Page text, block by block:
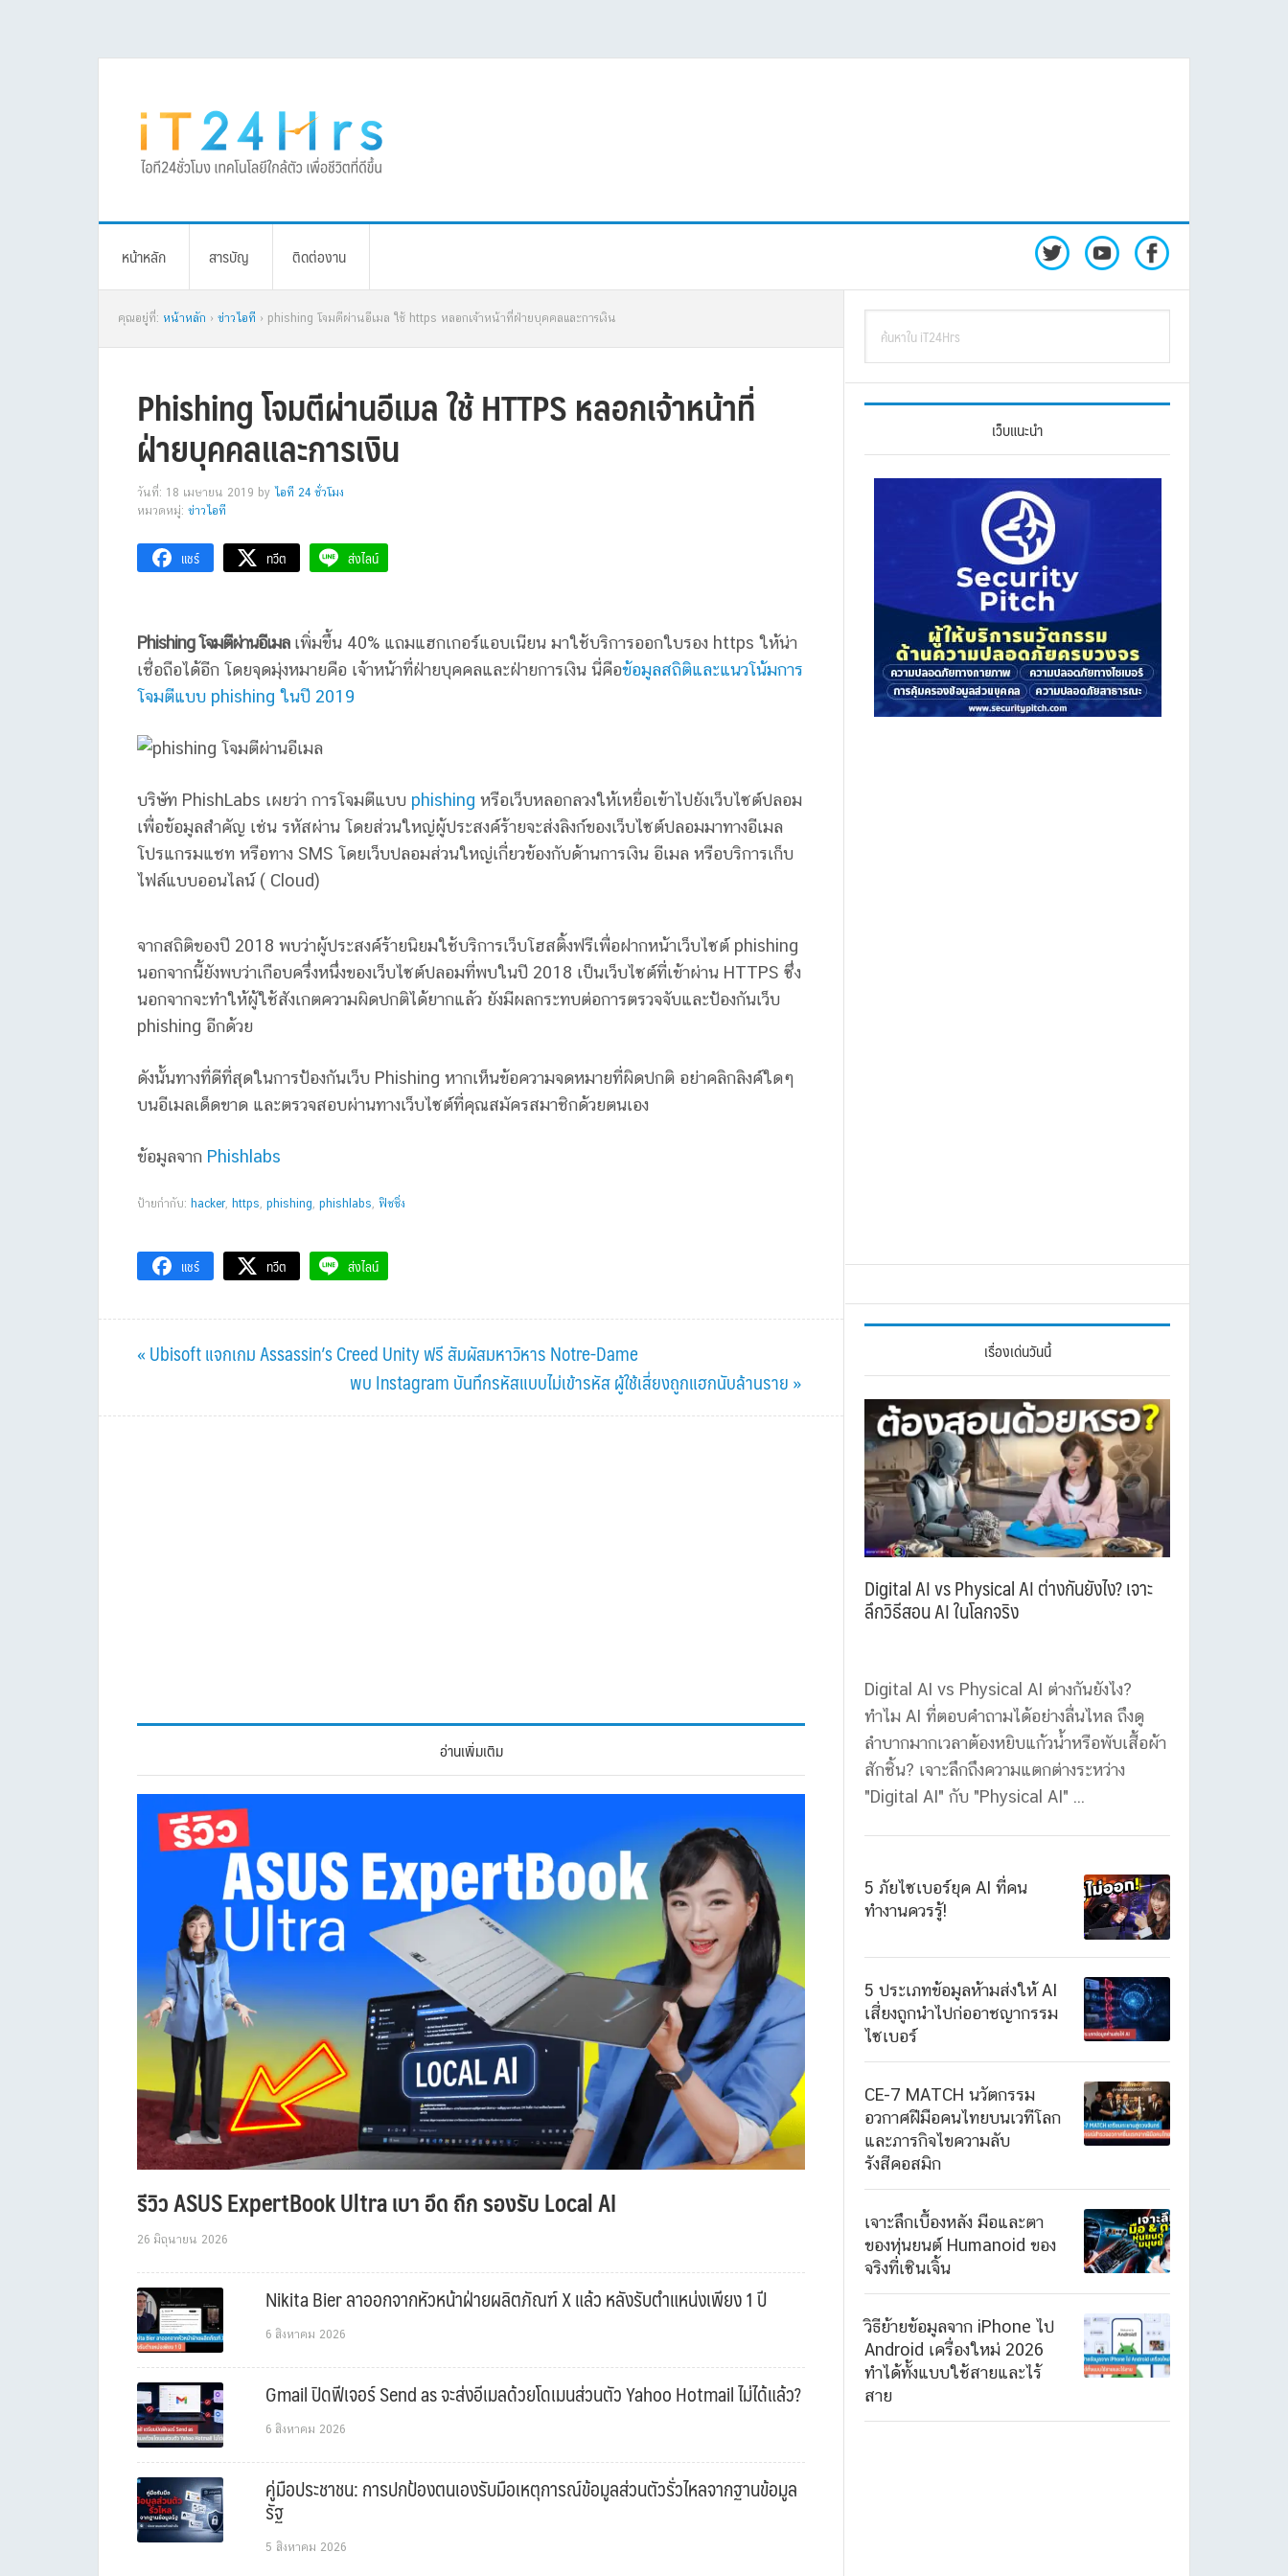
หน้าหลัก สารบัญ ติดต่องาน
คุณอยู่ที่: หน้าหลัก › ข่าวไอที › phishing โจมตีผ่านอีเมล ใช้ https หลอกเจ้าหน้าที่ฝ่ายบุคคลและการเงิน
Phishing โจมตีผ่านอีเมล ใช้ HTTPS หลอกเจ้าหน้าที่
ฝ่ายบุคคลและการเงิน
วันที่: 18 เมษายน 2019 by ไอที 24 ชั่วโมง
หมวดหมู่: ข่าวไอที
แชร์ ทวีต ส่งไลน์
Phishing โจมตีผ่านอีเมลเพิ่มขึ้น 40% แถมแฮกเกอร์แอบเนียน มาใช้บริการออกใบรอง https ให้น่า
เชื่อถือได้อีก โดยจุดมุ่งหมายคือ เจ้าหน้าที่ฝ่ายบุคคลและฝ่ายการเงิน นี่คือข้อมูลสถิติและแนวโน้มการ
โจมตีแบบ phishing ในปี 2019
บริษัท PhishLabs เผยว่า การโจมตีแบบ phishing หรือเว็บหลอกลวงให้เหยื่อเข้าไปยังเว็บไซต์ปลอม
เพื่อข้อมูลสำคัญ เช่น รหัสผ่าน โดยส่วนใหญ่ผู้ประสงค์ร้ายจะส่งลิงก์ของเว็บไซต์ปลอมมาทางอีเมล
โปรแกรมแชท หรือทาง SMS โดยเว็บปลอมส่วนใหญ่เกี่ยวข้องกับด้านการเงิน อีเมล หรือบริการเก็บ
ไฟล์แบบออนไลน์ ( Cloud)
จากสถิติของปี 2018 พบว่าผู้ประสงค์ร้ายนิยมใช้บริการเว็บโฮสติ้งฟรีเพื่อฝากหน้าเว็บไซต์ phishing
นอกจากนี้ยังพบว่าเกือบครึ่งหนึ่งของเว็บไซต์ปลอมที่พบในปี 2018 เป็นเว็บไซต์ที่เข้าผ่าน HTTPS ซึ่ง
นอกจากจะทำให้ผู้ใช้สังเกตความผิดปกติได้ยากแล้ว ยังมีผลกระทบต่อการตรวจจับและป้องกันเว็บ
phishing อีกด้วย
ดังนั้นทางที่ดีที่สุดในการป้องกันเว็บ Phishing หากเห็นข้อความจดหมายที่ผิดปกติ อย่าคลิกลิงค์ใดๆ
บนอีเมลเด็ดขาด และตรวจสอบผ่านทางเว็บไซต์ที่คุณสมัครสมาชิกด้วยตนเอง
ข้อมูลจาก Phishlabs
ป้ายกำกับ: hacker, https, phishing, phishlabs, ฟิชชิ่ง
แชร์ ทวีต ส่งไลน์
Previous
« Ubisoft แจกเกม Assassin’s Creed Unity ฟรี สัมผัสมหาวิหาร Notre-Dame
Next
Post:
พบ Instagram บันทึกรหัสแบบไม่เข้ารหัส ผู้ใช้เสี่ยงถูกแฮกนับล้านราย »
อ่านเพิ่มเติม
รีวิว ASUS ExpertBook Ultra เบา อึด ถึก รองรับ Local AI
26 มิถุนายน 2026
Nikita Bier ลาออกจากหัวหน้าฝ่ายผลิตภัณฑ์ X แล้ว หลังรับตำแหน่งเพียง 1 ปี
6 สิงหาคม 2026
Gmail ปิดฟีเจอร์ Send as จะส่งอีเมลด้วยโดเมนส่วนตัว Yahoo Hotmail ไม่ได้แล้ว?
6 สิงหาคม 2026
คู่มือประชาชน: การปกป้องตนเองรับมือเหตุการณ์ข้อมูลส่วนตัวรั่วไหลจากฐานข้อมูล
รัฐ
5 สิงหาคม 2026
Primary
Sidebar
iT24Hrs
เว็บแนะนำ
เรื่องเด่นวันนี้
Digital AI vs Physical AI ต่างกันยังไง? เจาะ
ลึกวิธีสอน AI ในโลกจริง
Digital AI vs Physical AI ต่างกันยังไง?
ทำไม AI ที่ตอบคำถามได้อย่างลื่นไหล ถึงดู
ลำบากมากเวลาต้องหยิบแก้วน้ำหรือพับเสื้อผ้า
สักชิ้น? เจาะลึกถึงความแตกต่างระหว่าง
"Digital AI" กับ "Physical AI" ...
5 ภัยไซเบอร์ยุค AI ที่คน
ทำงานควรรู้!
5 ประเภทข้อมูลห้ามส่งให้ AI
เสี่ยงถูกนำไปก่ออาชญากรรม
ไซเบอร์
CE-7 MATCH นวัตกรรม
อวกาศฝีมือคนไทยบนเวทีโลก
และภารกิจไขความลับ
รังสีคอสมิก
เจาะลึกเบื้องหลัง มือและตา
ของหุ่นยนต์ Humanoid ของ
จริงที่เซินเจิ้น
วิธีย้ายข้อมูลจาก iPhone ไป
Android เครื่องใหม่ 2026
ทำได้ทั้งแบบใช้สายและไร้
สาย